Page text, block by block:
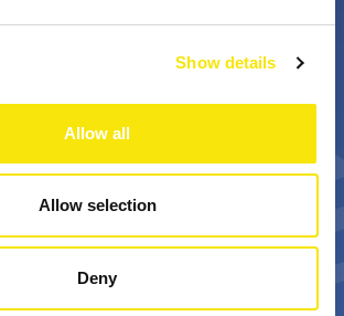
Show details
Allow all
Allow selection
Deny
partner nei progetti
Bn €
valore annuale della
sovvenzione realizzata
Scopri di più su di noi